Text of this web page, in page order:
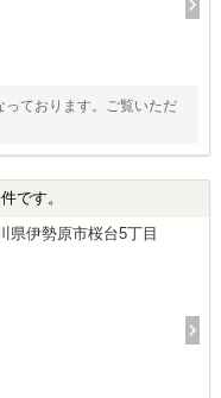
っております。ご覧いただ
です。
県伊勢原市桜台5丁目